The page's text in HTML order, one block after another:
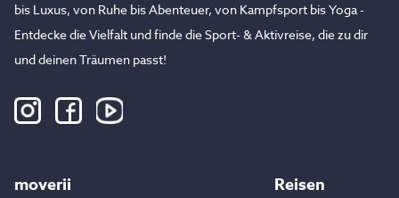
bis Luxus, von Ruhe bis Abenteuer, von Kampfsport bis Yoga -
Entdecke die Vielfalt und finde die Sport- & Aktivreise, die zu dir
und deinen Träumen passt!
moverii Reisen